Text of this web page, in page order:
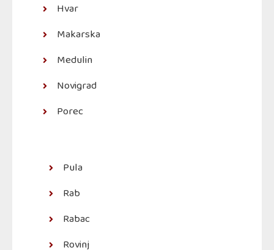
Hvar
Makarska
Medulin
Novigrad
Porec
Pula
Rab
Rabac
Rovinj